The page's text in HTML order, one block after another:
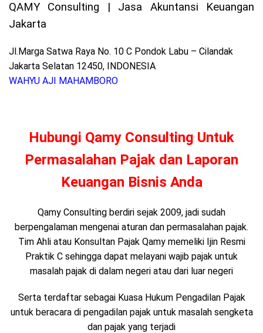
QAMY Consulting | Jasa Akuntansi Keuangan
Jakarta
Jl.Marga Satwa Raya No. 10 C Pondok Labu – Cilandak
Jakarta Selatan 12450, INDONESIA
WAHYU AJI MAHAMBORO
Hubungi Qamy Consulting Untuk
Permasalahan Pajak dan Laporan
Keuangan Bisnis Anda
Qamy Consulting berdiri sejak 2009, jadi sudah
berpengalaman mengenai aturan dan permasalahan pajak.
Tim Ahli atau Konsultan Pajak Qamy memeliki Ijin Resmi
Praktik C sehingga dapat melayani wajib pajak untuk
masalah pajak di dalam negeri atau dari luar negeri
Serta terdaftar sebagai Kuasa Hukum Pengadilan Pajak
untuk beracara di pengadilan pajak untuk masalah sengketa
dan pajak yang terjadi